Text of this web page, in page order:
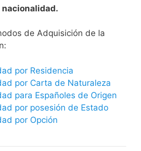
nacionalidad.
de Adquisición de la
por Residencia
por Carta de Naturaleza
para Españoles de Origen
por posesión de Estado
por Opción